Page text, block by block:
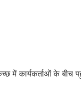
में कार्यकर्ताओं के